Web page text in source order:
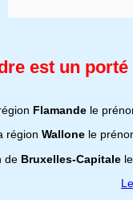
est un
Flamande le
région Wallonele
de Bruxelles-Capitale